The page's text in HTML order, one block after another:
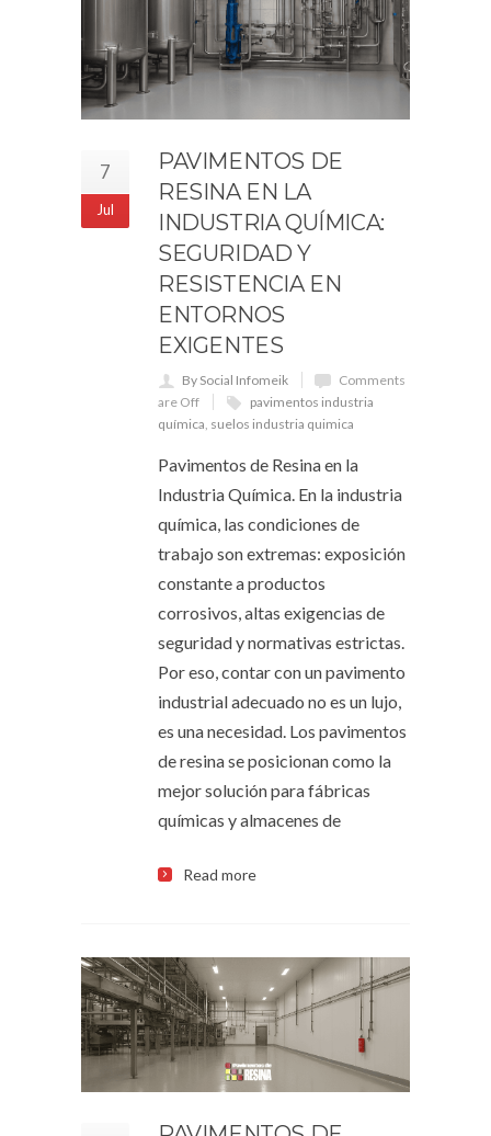
7
Jul
PAVIMENTOS DE
RESINA EN LA
INDUSTRIA QUÍMICA:
SEGURIDAD Y
RESISTENCIA EN
ENTORNOS
EXIGENTES
By Social Infomeik
Comments
are Off
pavimentos industria
química, suelos industria quimica
Pavimentos de Resina en la
Industria Química. En la industria
química, las condiciones de
trabajo son extremas: exposición
constante a productos
corrosivos, altas exigencias de
seguridad y normativas estrictas.
Por eso, contar con un pavimento
industrial adecuado no es un lujo,
es una necesidad. Los pavimentos
de resina se posicionan como la
mejor solución para fábricas
químicas y almacenes de
Read more